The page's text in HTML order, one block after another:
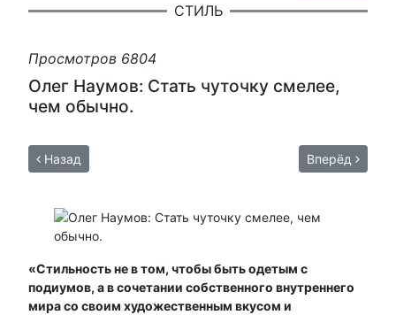
СТИЛЬ
Просмотров 6804
Олег Наумов: Стать чуточку смелее,
чем обычно.
Назад Вперёд
«Стильность не в том, чтобы быть одетым с
подиумов, а в сочетании собственного внутреннего
мира со своим художественным вкусом и